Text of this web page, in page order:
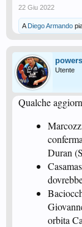
22 Giu 2022
A Diego Armando
Utente
Qualche
Duran
orbita